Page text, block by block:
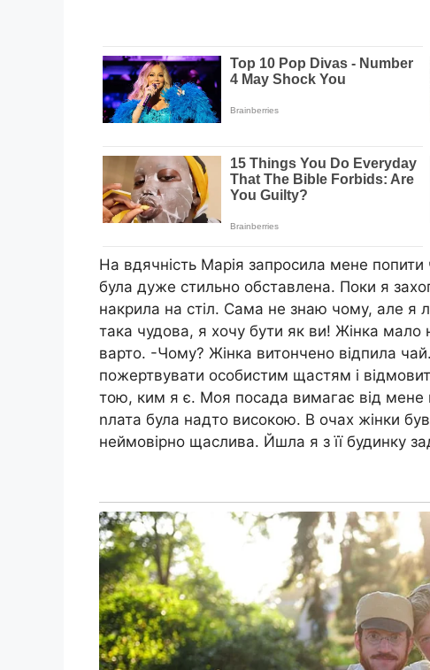
На вдячність Марія запросила мене
була дуже стильно обставлена. Поки я
накрила на стіл. Сама не знаю чому, але я
така чудова, я хочу бути як ви! Жінка мало
варто. -Чому? Жінка витончено відпила
пожертвувати особистим щастям і
тою, ким я є. Моя посада вимагає від мене
nлата була надто високою. В очах жінки
неймовірно щаслива. Йшла я з її будинку